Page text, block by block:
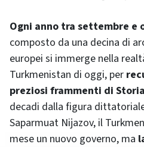
Ogni anno tra settembre e
composto da una decina di
europei si immerge nella
Turkmenistan di oggi, per
preziosi frammenti di Storia
decadi dalla figura
Saparmuat Nijazov, il
mese un nuovo governo, ma